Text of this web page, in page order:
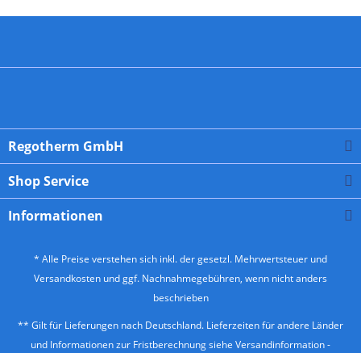
Regotherm GmbH
Shop Service
Informationen
* Alle Preise verstehen sich inkl. der gesetzl. Mehrwertsteuer und
Versandkosten und ggf. Nachnahmegebühren, wenn nicht anders
beschrieben
** Gilt für Lieferungen nach Deutschland. Lieferzeiten für andere Länder
und Informationen zur Fristberechnung siehe Versandinformation-